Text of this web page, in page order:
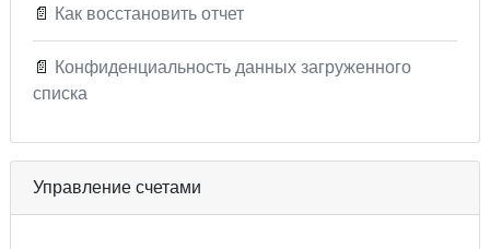
📄 Как восстановить отчет
📄 Конфиденциальность данных загруженного
списка
Управление счетами